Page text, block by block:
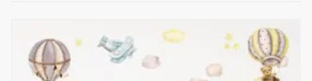
proizvod
ima
više